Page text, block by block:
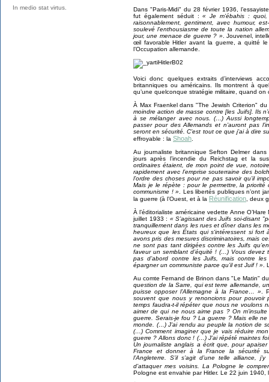
In medio stat virtus.
Dans "Paris-Midi" du 28 février 1936,
fut également séduit :« Je m’ébahis :
raisonnablement, gentiment, avec humour,
soulevé l’enthousiasme de toute la nation
jour, une menace de guerre ? » . Jouvenel,
œil favorable Hitler avant la guerre, a quitté
l’Occupation allemande.
Voici donc quelques extraits d’interviews
britanniques ou américains. Ils montrent à
qu’une quelconque stratégie militaire, quand
À Max Fraenkel dans "The Jewish Criterion"
moindre action de masse contre [les Juifs]. Ils
à se mélanger avec nous. (…) Aussi
passer pour des Allemands et n’auront pas
seront en sécurité. C’est tout ce que j’ai à dire
effroyable : la Shoah
Au journaliste britannique Sefton Delmer
jours après l’incendie du Reichstag et la
ordinaires étaient, de mon point de vue,
rapidement avec l’emprise souterraine des
l’ordre des choses pour ne pas savoir qu’il
Mais je le répète : pour le permettre, la priorité
communisme ! » . Les libertés publiques n’ont
la guerre (à l’Ouest, et à la Réunification , deux
À l’éditorialiste américaine vedette Anne
juillet 1933 : « S’agissant des Juifs soi-disant
tranquillement dans les rues et dîner dans les
heureux que les États qui s‘intéressent si
avons pris des mesures discriminatoires, mais
ne sont pas tant dirigées contre les Juifs
faveur un semblant d’équité ! (…) Vous devez
pas d’abord contre les Juifs, mais contre
épargner un communiste parce qu’il est Juif ! » .
Au comte Fernand de Brinon dans "Le Matin"
question de la Sarre, qui est terre allemande,
puisse opposer l’Allemagne à la France… » .
souvent que nous y renoncions pour pouvoir
temps faudra-t-il répéter que nous ne voulons
aimer de qui ne nous aime pas ? On
guerre. Serais-je fou ? La guerre ? Mais elle ne
monde. (…) J’ai rendu au peuple la notion de
(…) Comment imaginer que je vais réduire
guerre ? Allons donc ! (…) J’ai répété maintes
Un journaliste anglais a écrit que, pour
France et donner à la France la sécurité
l’Angleterre. S’il s’agit d’une telle alliance,
d’attaquer mes voisins. La Pologne le
Pologne est envahie par Hitler. Le 22 juin 1940,